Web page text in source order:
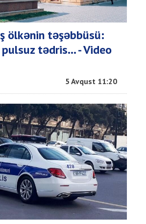
ölkənin təşəbbüsü:
tədris... - Video
5 Avqust 11:20